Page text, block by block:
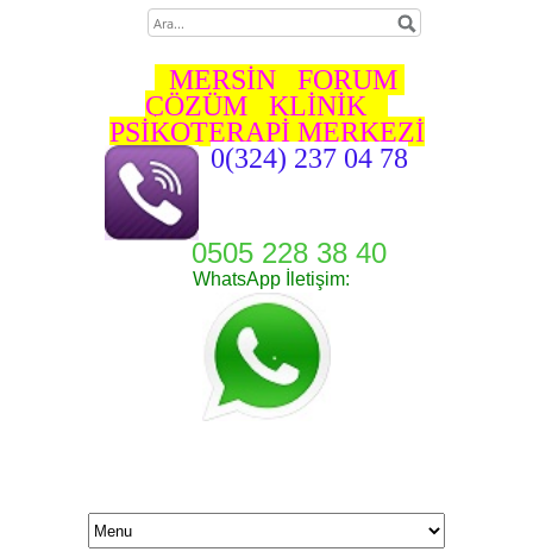
MERSİN FORUM
ÇÖZÜM KLİNİK
PSİKOTERAPİ MERKEZİ
0(324) 237 04 78
0505 228 38 40
WhatsApp İletişim: